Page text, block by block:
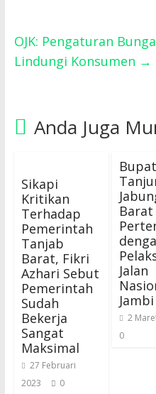
OJK: Pengaturan
Lindungi Konsumen →
Anda Juga
Sikapi
Kritikan
Terhadap
Pemerintah
Tanjab
Barat, Fikri
Azhari Sebut
Pemerintah
Sudah
Bekerja
Sangat
Maksimal
27 Februari
2023
0
Jalan
Jambi
2
0